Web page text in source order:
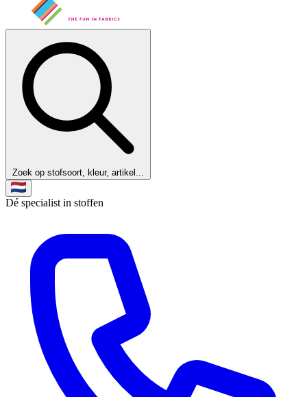
Zoek op stofsoort, kleur, artikel...
Dé specialist in stoffen